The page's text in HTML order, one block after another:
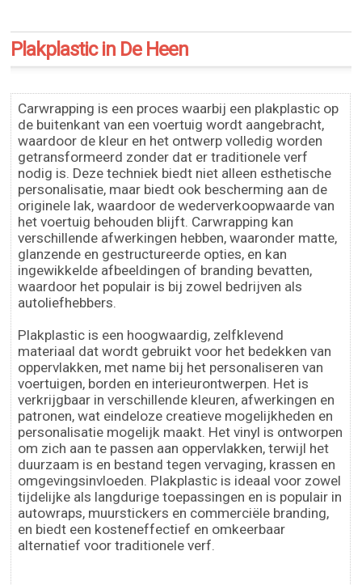
Plakplastic in De Heen
Carwrapping is een proces waarbij een plakplastic op
de buitenkant van een voertuig wordt aangebracht,
waardoor de kleur en het ontwerp volledig worden
getransformeerd zonder dat er traditionele verf
nodig is. Deze techniek biedt niet alleen esthetische
personalisatie, maar biedt ook bescherming aan de
originele lak, waardoor de wederverkoopwaarde van
het voertuig behouden blijft. Carwrapping kan
verschillende afwerkingen hebben, waaronder matte,
glanzende en gestructureerde opties, en kan
ingewikkelde afbeeldingen of branding bevatten,
waardoor het populair is bij zowel bedrijven als
autoliefhebbers.
Plakplastic is een hoogwaardig, zelfklevend
materiaal dat wordt gebruikt voor het bedekken van
oppervlakken, met name bij het personaliseren van
voertuigen, borden en interieurontwerpen. Het is
verkrijgbaar in verschillende kleuren, afwerkingen en
patronen, wat eindeloze creatieve mogelijkheden en
personalisatie mogelijk maakt. Het vinyl is ontworpen
om zich aan te passen aan oppervlakken, terwijl het
duurzaam is en bestand tegen vervaging, krassen en
omgevingsinvloeden. Plakplastic is ideaal voor zowel
tijdelijke als langdurige toepassingen en is populair in
autowraps, muurstickers en commerciële branding,
en biedt een kosteneffectief en omkeerbaar
alternatief voor traditionele verf.